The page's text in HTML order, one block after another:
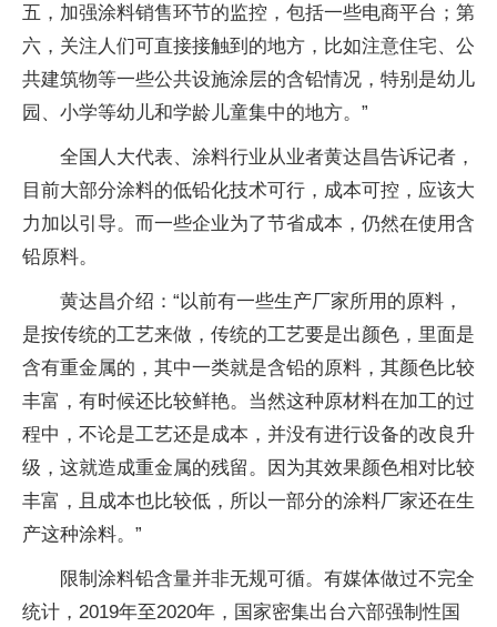
五，加强涂料销售环节的监控，包括一些电商平台；第
六，关注人们可直接接触到的地方，比如注意住宅、公
共建筑物等一些公共设施涂层的含铅情况，特别是幼儿
园、小学等幼儿和学龄儿童集中的地方。”
全国人大代表、涂料行业从业者黄达昌告诉记者，
目前大部分涂料的低铅化技术可行，成本可控，应该大
力加以引导。而一些企业为了节省成本，仍然在使用含
铅原料。
黄达昌介绍：“以前有一些生产厂家所用的原料，
是按传统的工艺来做，传统的工艺要是出颜色，里面是
含有重金属的，其中一类就是含铅的原料，其颜色比较
丰富，有时候还比较鲜艳。当然这种原材料在加工的过
程中，不论是工艺还是成本，并没有进行设备的改良升
级，这就造成重金属的残留。因为其效果颜色相对比较
丰富，且成本也比较低，所以一部分的涂料厂家还在生
产这种涂料。”
限制涂料铅含量并非无规可循。有媒体做过不完全
统计，2019年至2020年，国家密集出台六部强制性国